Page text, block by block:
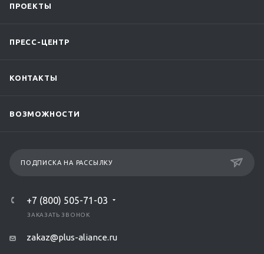
ПРОЕКТЫ
ПРЕСС-ЦЕНТР
КОНТАКТЫ
ВОЗМОЖНОСТИ
ПОДПИСКА НА РАССЫЛКУ
+7 (800) 505-71-03
ЗАКАЗАТЬ ЗВОНОК
zakaz@plus-aliance.ru